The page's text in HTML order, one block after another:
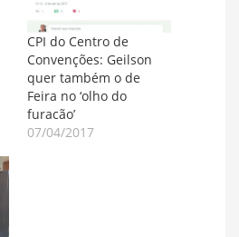
CPI do Centro de
Convenções: Geilson
quer também o de
Feira no ‘olho do
furacão’
07/04/2017